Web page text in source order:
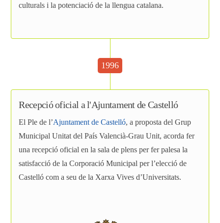
culturals i la potenciació de la llengua catalana.
1996
Recepció oficial a l'Ajuntament de Castelló
El Ple de l’Ajuntament de Castelló, a proposta del Grup
Municipal Unitat del País Valencià-Grau Unit, acorda fer
una recepció oficial en la sala de plens per fer palesa la
satisfacció de la Corporació Municipal per l’elecció de
Castelló com a seu de la Xarxa Vives d’Universitats.